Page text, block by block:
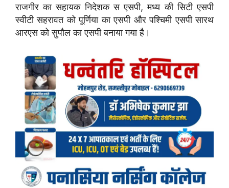
राजगीर का सहायक निदेशक स एसपी, मध्य की सिटी एसपी
स्वीटी सहरावत को पूर्णिया का एसपी और पश्चिमी एसपी सारथ
आरएस को सुपौल का एसपी बनाया गया है।